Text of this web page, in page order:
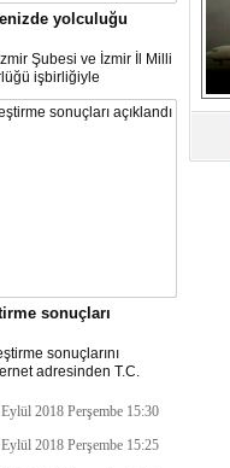
yolculuğu
Şubesi ve İzmir İl Milli
işbirliğiyle
olan ‘Resim ve
Yarışması’nda başvurular
sonuçları
sonuçlarını
adresinden T.C.
2018 Perşembe 15:30
2018 Perşembe 15:25